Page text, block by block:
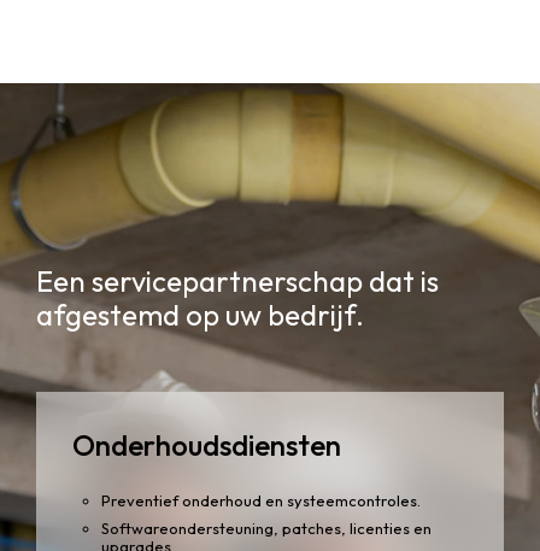
Een servicepartnerschap dat is
afgestemd op uw bedrijf.
Onderhoudsdiensten
Preventief onderhoud en systeemcontroles.
Softwareondersteuning, patches, licenties en
upgrades.